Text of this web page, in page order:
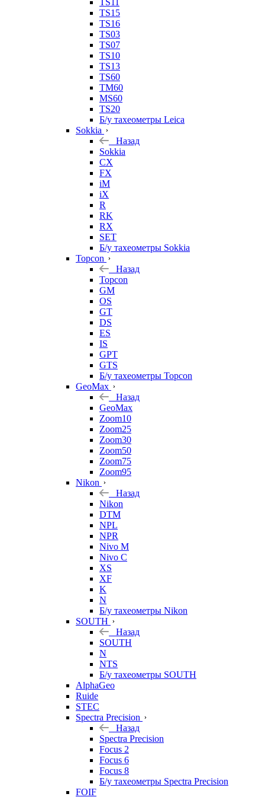
TS11
TS15
TS16
TS03
TS07
TS10
TS13
TS60
TM60
MS60
TS20
Б/у тахеометры Leica
Sokkia
Назад
Sokkia
CX
FX
iM
iX
R
RK
RX
SET
Б/у тахеометры Sokkia
Topcon
Назад
Topcon
GM
OS
GT
DS
ES
IS
GPT
GTS
Б/у тахеометры Topcon
GeoMax
Назад
GeoMax
Zoom10
Zoom25
Zoom30
Zoom50
Zoom75
Zoom95
Nikon
Назад
Nikon
DTM
NPL
NPR
Nivo M
Nivo C
XS
XF
K
N
Б/у тахеометры Nikon
SOUTH
Назад
SOUTH
N
NTS
Б/у тахеометры SOUTH
AlphaGeo
Ruide
STEC
Spectra Precision
Назад
Spectra Precision
Focus 2
Focus 6
Focus 8
Б/у тахеометры Spectra Precision
FOIF